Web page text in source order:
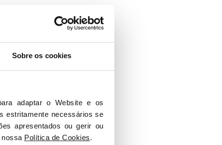
Sobre os cookies
adaptar o Website e os
estritamente necessários se
apresentados ou gerir ou
Política de Cookies.
totalmente
ser consideradas
que
indicados